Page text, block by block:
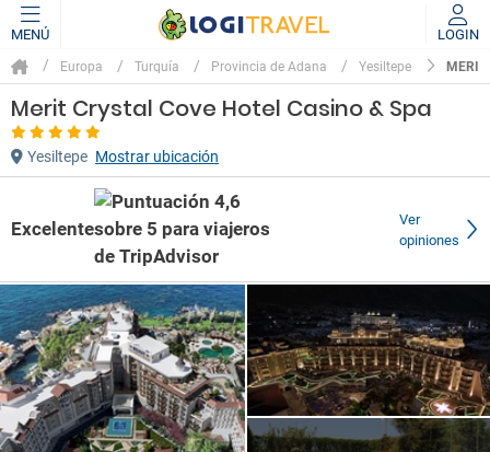
MENÚ LOGIN
Europa Turquía Provincia de Adana Yesiltepe MERIT
Merit Crystal Cove Hotel Casino & Spa
Yesiltepe Mostrar ubicación
Excelente
Ver
opiniones